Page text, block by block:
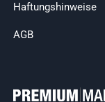
Haftungshinweise
AGB